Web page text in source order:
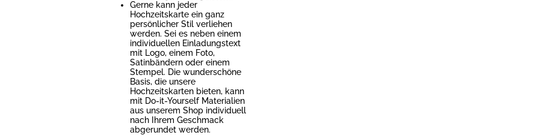
Gerne kann jeder
Hochzeitskarte ein ganz
persönlicher Stil verliehen
werden. Sei es neben einem
individuellen Einladungstext
mit Logo, einem Foto,
Satinbändern oder einem
Stempel. Die wunderschöne
Basis, die unsere
Hochzeitskarten bieten, kann
mit Do-it-Yourself Materialien
aus unserem Shop individuell
nach Ihrem Geschmack
abgerundet werden.